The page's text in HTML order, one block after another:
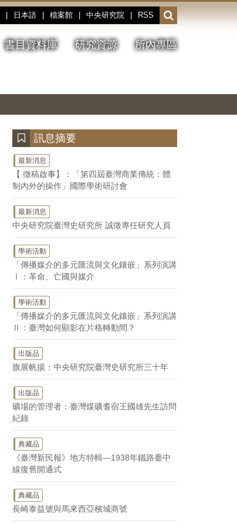
日本語 檔案館 中央研究院 RSS
開
啟
或
收
書目資料庫 研究資源 所內專區
停、
圖
圖
結
訊息摘要
最新消息
【 徵稿啟事】：「第四屆臺灣商業傳統：體
制內外的操作」國際學術研討會
最新消息
中央研究院臺灣史研究所 誠徵專任研究人員
學術活動
「傳播媒介的多元匯流與文化鑲嵌」系列演講
Ⅰ：革命、亡國與媒介
學術活動
「傳播媒介的多元匯流與文化鑲嵌」系列演講
Ⅱ：臺灣如何顯影在片格轉動間？
出版品
旗展帆揚：中央研究院臺灣史研究所三十年
出版品
礦場的管理者：臺灣煤礦耆宿王國雄先生訪問
紀錄
典藏品
《臺灣新民報》地方特輯—1938年鐵路臺中
線復舊開通式
典藏品
長崎泰益號與馬來西亞檳城商號